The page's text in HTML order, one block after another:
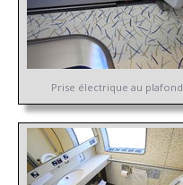
Prise électrique au plafond